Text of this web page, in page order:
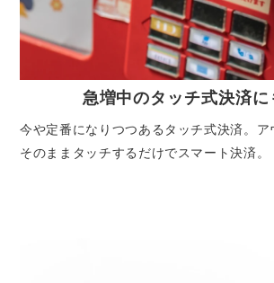
急増中のタッチ式決済に
今や定番になりつつあるタッチ式決済。ア
そのままタッチするだけでスマート決済。